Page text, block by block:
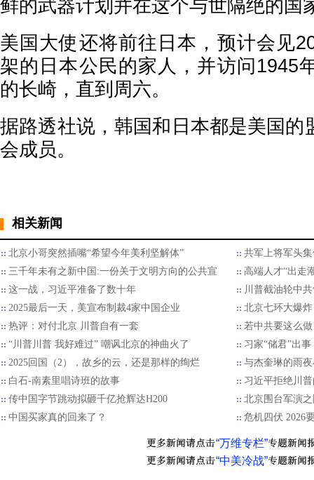
鲜的武器计划并在这个与世隔绝的国
美国大使还将前往日本，预计会见
架的日本公民的家人，并访问1945
的长崎，直到周六。
据路透社说，韩国和日本都是美国的
会成员。
相关新闻
北京小哥突然插嘴“希望今年美利坚解体”
共军上将军头
三千年未有之新中国:一份关于文明方向的公共宣
高端人才“出走
这一战，习近平准备了数十年
川普截油轮中
2025最后一天，美宣布制裁4家中国企业
北京七环大爆
热评：对付北京 川普自有一套
若中共要这么
“川普川普 我好难过” 嘲讽北京的神曲火了
习家“储君”出
2025回国（2），故乡的云，还是那样的绚烂
与杰奎琳的雨
白石-南素里唱诗班的故事
习近平拒绝川普
传中国字节跳动拟砸千亿抢辉达H200
北京围台军演
中国买家真的回来了？
危机四伏 2026
“万维专栏”
“中美冷战”